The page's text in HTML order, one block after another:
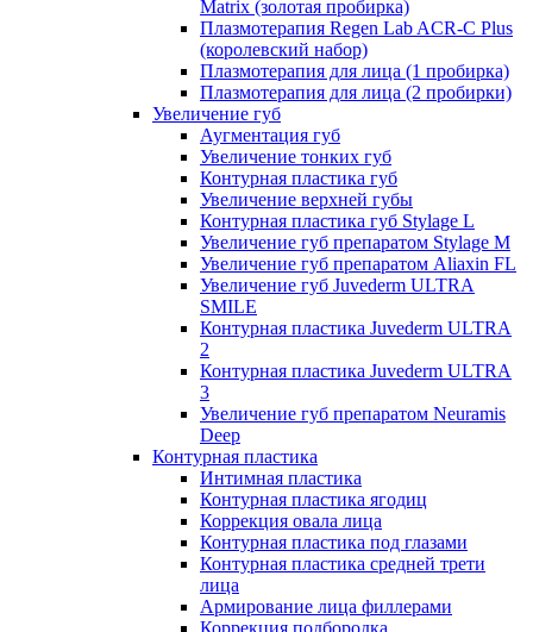
Matrix (золотая пробирка)
Плазмотерапия Regen Lab ACR-C Plus
(королевский набор)
Плазмотерапия для лица (1 пробирка)
Плазмотерапия для лица (2 пробирки)
Увеличение губ
Аугментация губ
Увеличение тонких губ
Контурная пластика губ
Увеличение верхней губы
Контурная пластика губ Stylage L
Увеличение губ препаратом Stylage M
Увеличение губ препаратом Aliaxin FL
Увеличение губ Juvederm ULTRA
SMILE
Контурная пластика Juvederm ULTRA
2
Контурная пластика Juvederm ULTRA
3
Увеличение губ препаратом Neuramis
Deep
Контурная пластика
Интимная пластика
Контурная пластика ягодиц
Коррекция овала лица
Контурная пластика под глазами
Контурная пластика средней трети
лица
Армирование лица филлерами
Коррекция подбородка